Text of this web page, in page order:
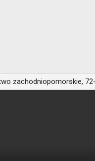
zachodniopomorskie,